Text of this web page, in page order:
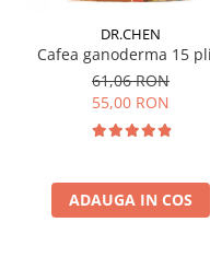
DR.CHEN
Cafea ganoderma 15
61,06 RON
55,00 RON
ADAUGA IN COS